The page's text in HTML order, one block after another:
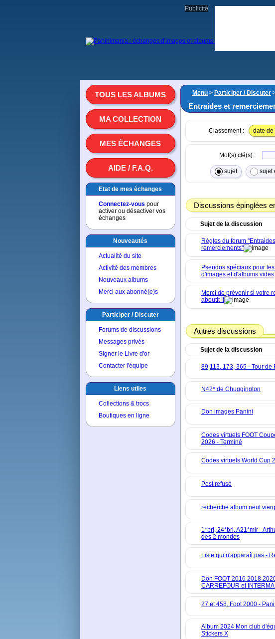
TOUS LES ALBUMS
MA COLLECTION
MES ÉCHANGES
AIDE / F.A.Q.
Etat de mes échanges
Connectez-vous pour
activer ou désactiver vos
échanges
Nouveautés
Actualité du site
Activité des membres
Nouveaux albums
Merci aux abonné(e)s
Participer / Discuter
Forums de discussions
Messages privés
Signer le Livre d'or
Contacter l'équipe
Liens utiles
Collections & trocs
Boutiques en ligne
Menu > Participer / Discuter
Entraides et
Classement : date de
Mot(s) clé(s) :
sujet sujet
Discussions épinglées
Sujet de la discussion
Règles du forum
remerciements"
Pseudos spéciaux pour
d'images et d'albums vides
Merci de prévenir si votre
aboutit !!
Autres discussions
Sujet de la discussion
89,113, 173, 365 - Tour de
N42* de Chuggington
Don images Panini
Codes virtuels FOOT
2026 - Terminé
Codes virtuels World Cup
Post refusé
recherche album neuf
1*bri, 24*bri, A21*mir -
des 2 mondes
Liste qui n'apparaît pas -
Don FOOT 2016 2018
CARREFOUR et
27 et 458, Foot 2000 -
Album 2024 Mon club
Stickers X
Publicité